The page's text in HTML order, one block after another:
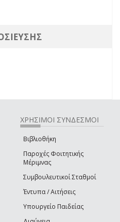
ΧΡΗΣΙΜΟΙ ΣΥΝΔΕΣΜΟΙ
Βιβλιοθήκη
Παροχές Φοιτητικής
Μέριμνας
Συμβουλευτικοί Σταθμοί
Έντυπα / Αιτήσεις
Υπουργείο Παιδείας